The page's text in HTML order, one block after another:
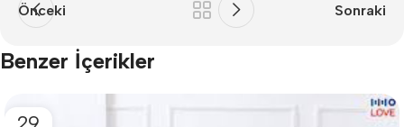
Önceki Sonraki
Benzer İçerikler